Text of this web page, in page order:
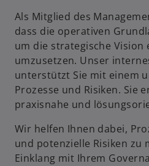
Als Mitglied des
dass die operativen
um die strategische Vision
umzusetzen. Unser
unterstützt Sie mit einem
Prozesse und Risiken. Sie
praxisnahe und
Wir helfen Ihnen dabei,
und potenzielle Risiken zu
Einklang mit Ihrem